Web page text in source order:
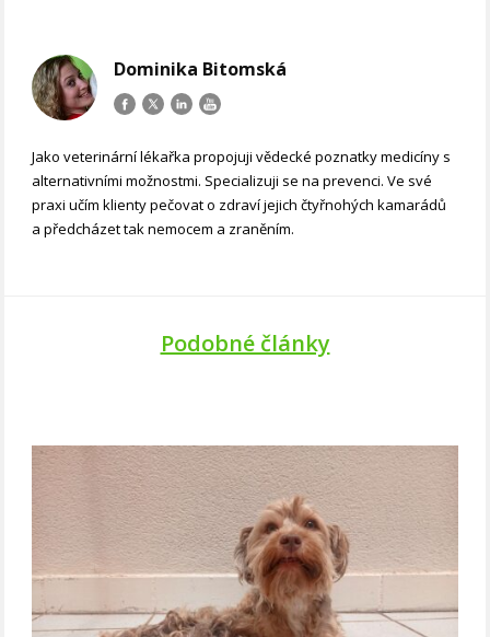
Dominika Bitomská
Jako veterinární lékařka propojuji vědecké poznatky medicíny s
alternativními možnostmi. Specializuji se na prevenci. Ve své
praxi učím klienty pečovat o zdraví jejich čtyřnohých kamarádů
a předcházet tak nemocem a zraněním.
Podobné články